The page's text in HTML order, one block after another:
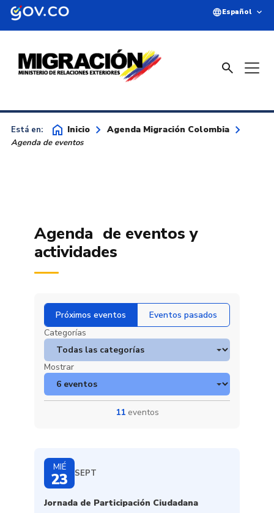
Saltar al contenido principal
languageEspañol expand_more
search
Está en: home Inicio keyboard_arrow_right Agenda Migración Colombia keyboard_arrow_right
Agenda de eventos
Agenda de eventos y
actividades
Próximos eventos
Eventos pasados
Categorías
Mostrar
11eventos
MIÉ
23 SEPT
Jornada de Participación Ciudadana